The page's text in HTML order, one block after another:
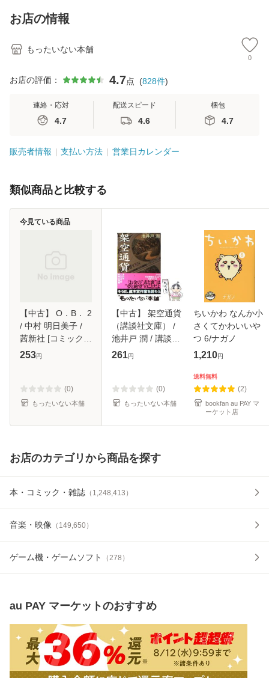
お店の情報
もったいない本舗
0
お店の評価： 4.7点 (828件)
連絡・応対
4.7
配送スピード
4.6
梱包
4.7
販売者情報 支払い方法 営業日カレンダー
類似商品と比較する
【中古】 O．B． 2
/ 中村 明日美子 /
茜新社 [コミック]
【メール便送料無
253円
(0)
もったいない本舗
今見ている商品
【中古】 架空通貨
（講談社文庫） /
池井戸 潤 / 講談社
[文庫]【メール便送
261円
(0)
もったいない本舗
ちいかわ なんか小
さくてかわいいや
つ 6/ナガノ
1,210円
送料無料
(2)
bookfan au PAY マ
ーケット店
お店のカテゴリから商品を探す
本・コミック・雑誌 （ 1,248,413 ）
音楽・映像 （ 149,650）
ゲーム機・ゲームソフト （278 ）
au PAY マーケットのおすすめ